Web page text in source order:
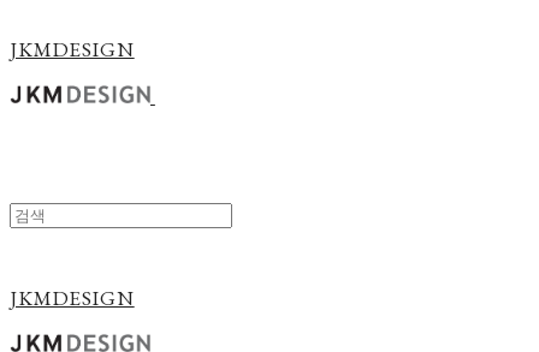
JKMDESIGN
JKMDESIGN